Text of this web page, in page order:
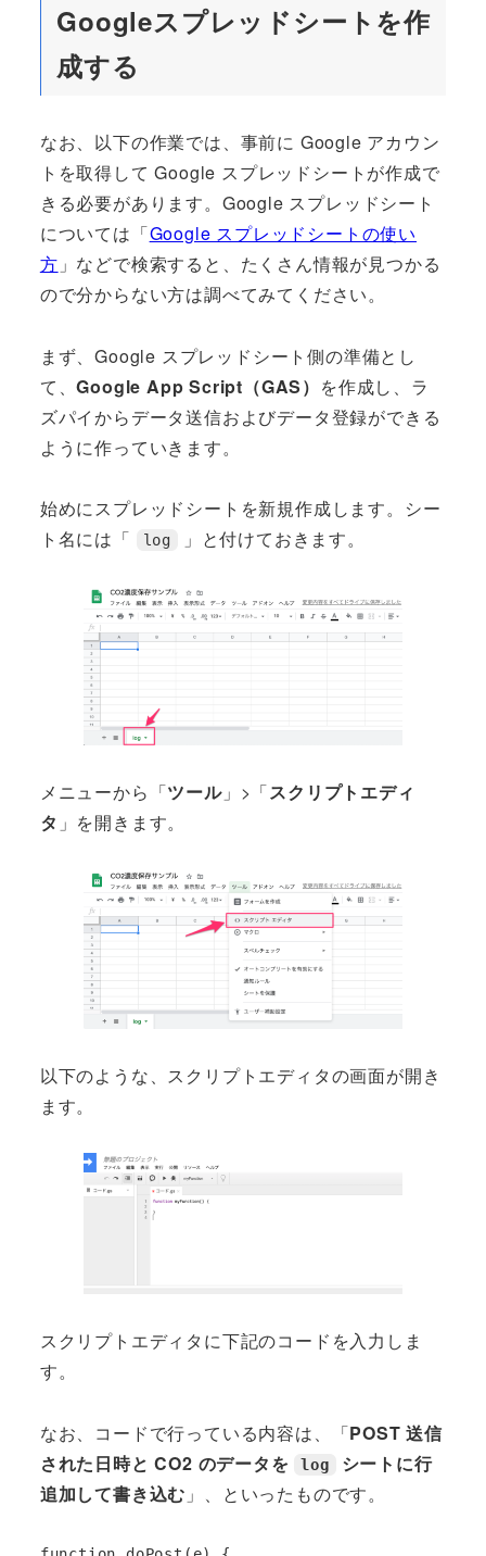
Googleスプレッドシートを作
成する
なお、以下の作業では、事前に Google アカウン
トを取得して Google スプレッドシートが作成で
きる必要があります。Google スプレッドシート
については「Google スプレッドシートの使い
方 」などで検索すると、たくさん情報が見つかる
ので分からない方は調べてみてください。
まず、Google スプレッドシート側の準備とし
て、Google App Script（GAS） を作成し、ラ
ズパイからデータ送信およびデータ登録ができる
ように作っていきます。
始めにスプレッドシートを新規作成します。シー
ト名には「
log 」と付けておきます。
メニューから「ツール」>「スクリプトエディ
タ 」を開きます。
以下のような、スクリプトエディタの画面が開き
ます。
スクリプトエディタに下記のコードを入力しま
す。
なお、コードで行っている内容は、「POST 送信
された日時と CO2 のデータを
log
シートに行
追加して書き込む 」、といったものです。